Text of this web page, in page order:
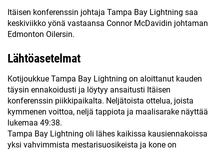
Itäisen konferenssin johtaja Tampa Bay Lightning saa
keskiviikko yönä vastaansa Connor McDavidin johtaman
Edmonton Oilersin.
Lähtöasetelmat
Kotijoukkue Tampa Bay Lightning on aloittanut kauden
täysin ennakoidusti ja löytyy ansaitusti Itäisen
konferenssin piikkipaikalta. Neljätoista ottelua, joista
kymmenen voittoa, neljä tappiota ja maalisarake näyttää
lukemaa 49:38.
Tampa Bay Lightning oli lähes kaikissa kausiennakoissa
yksi vahvimmista mestarisuosikeista ja kone on